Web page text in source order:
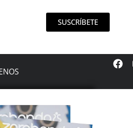
SUSCRÍBETE